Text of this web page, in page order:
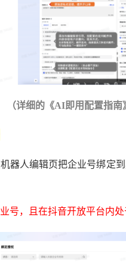
（详细的《AI即用配置指南
器人编辑页把企业号绑定
号，且在抖音开放平台内处